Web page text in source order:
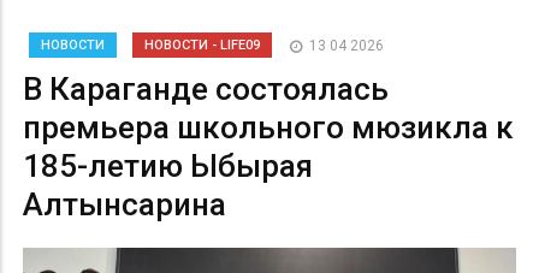
НОВОСТИ НОВОСТИ - LIFE09 13 04 2026
В Караганде состоялась
премьера школьного мюзикла к
185-летию Ыбырая
Алтынсарина